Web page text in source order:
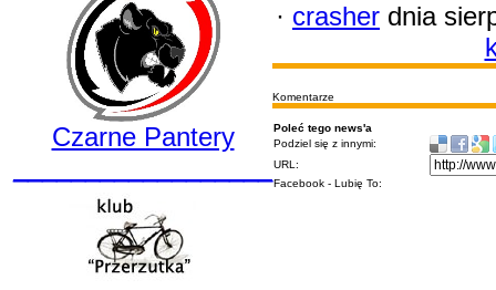
Czarne Pantery
· crasher dnia
Komentarze
Poleć tego news'a
Podziel się z innymi:
URL:
Facebook - Lubię To: